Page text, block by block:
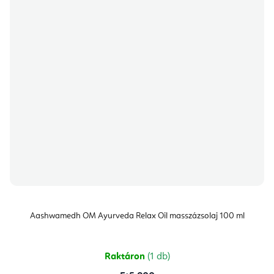
Aashwamedh OM Ayurveda Relax Oil masszázsolaj 100 ml
Raktáron (1 db)